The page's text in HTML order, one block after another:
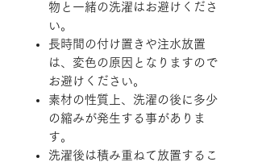
物と一緒の洗濯はお避けくださ
い。
長時間の付け置きや注水放置
は、変色の原因となりますので
お避けください。
素材の性質上、洗濯の後に多少
の縮みが発生する事がありま
す。
洗濯後は積み重ねて放置するこ